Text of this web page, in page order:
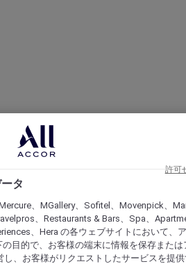
タ
、MGallery、Sofitel、Movenpick、
、Restaurants & Bars、Spa、
、Hera の各ウェブサイトにおいて、
の目的で、お客様の端末に情報を保存または
、お客様がリクエストしたサービスを提供
許可